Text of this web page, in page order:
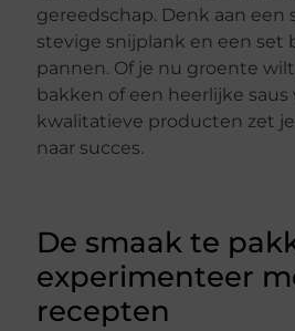
gereedschap. Denk aan een
stevige snijplank en een set
pannen. Of je nu groente
bakken of een heerlijke
kwalitatieve producten zet
naar succes.
De smaak te
experimenteer
recepten